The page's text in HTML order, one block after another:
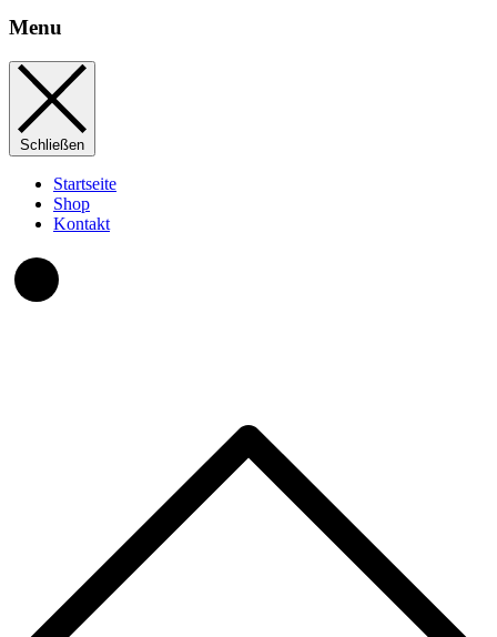
Menu
Schließen
Startseite
Shop
Kontakt